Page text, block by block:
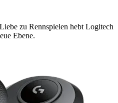
zu Rennspielen hebt Logitech
Ebene.